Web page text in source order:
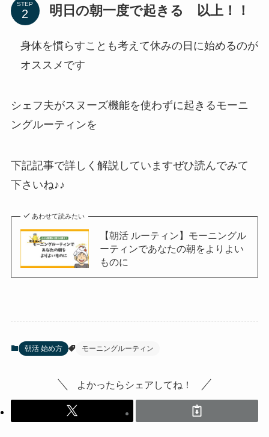
STEP 明日の朝一度で起きる 以上！！
身体を慣らすことも考えて休みの日に始めるのが
オススメです
シェフ夫がスヌーズ機能を使わずに起きるモーニ
ングルーティンを
下記記事で詳しく解説していますぜひ読んでみて
下さいね♪♪
あわせて読みたい
【朝活 ルーティン】モーニングル
ーティンであなたの朝をよりよい
ものに
朝活 始め方 モーニングルーティン
よかったらシェアしてね！